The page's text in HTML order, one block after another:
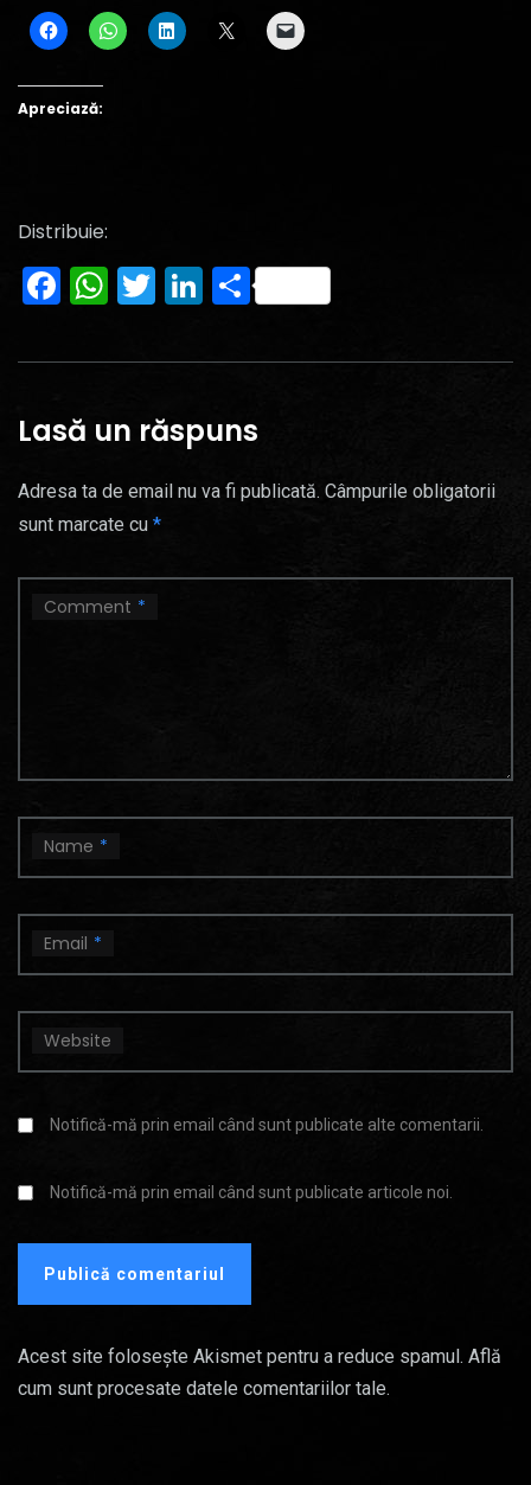
Apreciază:
Distribuie:
Facebook
WhatsApp
Twitter
LinkedIn
Partajează
Lasă un răspuns
Adresa ta de email nu va fi publicată. Câmpurile obligatorii
sunt marcate cu *
Comment *
Name *
Email *
Website
Notifică-mă prin email când sunt publicate alte comentarii.
Notifică-mă prin email când sunt publicate articole noi.
Acest site folosește Akismet pentru a reduce spamul. Află
cum sunt procesate datele comentariilor tale.